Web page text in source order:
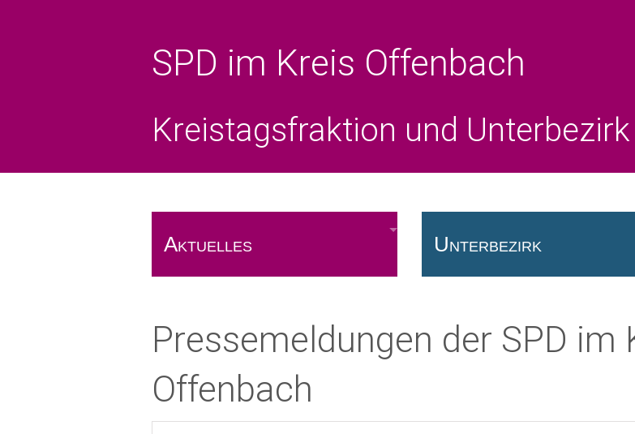
SPD im Kreis Offenbach
Kreistagsfraktion und Unterbezirk
Aktuelles
Pressemeldungen
Termine
Unterbezirk
SPD vor Ort
Pressemeldungen der SPD im
Offenbach